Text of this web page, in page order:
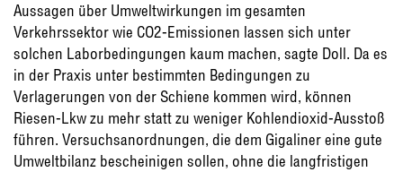
Aussagen über Umweltwirkungen im gesamten
Verkehrssektor wie CO2-Emissionen lassen sich unter
solchen Laborbedingungen kaum machen, sagte Doll. Da es
in der Praxis unter bestimmten Bedingungen zu
Verlagerungen von der Schiene kommen wird, können
Riesen-Lkw zu mehr statt zu weniger Kohlendioxid-Ausstoß
führen. Versuchsanordnungen, die dem Gigaliner eine gute
Umweltbilanz bescheinigen sollen, ohne die langfristigen